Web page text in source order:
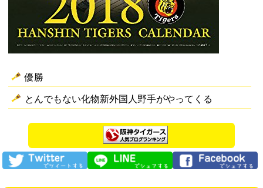
優勝
とんでもない化物新外国人野手がやってくる